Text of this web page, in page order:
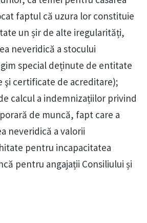
faptul că uzura lor constituie
un șir de alte iregularități,
neveridică a stocului
special deținute de entitate
şi certificate de acreditare);
calcul a indemnizațiilor privind
de muncă, fapt care a
neveridică a valorii
pentru incapacitatea
pentru angajații Consiliului și